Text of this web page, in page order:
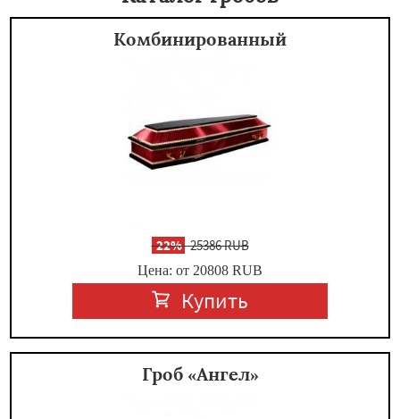
Комбинированный
-22%25386 RUB
Цена: от 20808 RUB
Купить
Гроб «Ангел»